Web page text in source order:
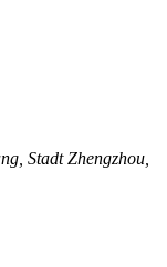
Stadt Zhengzhou,